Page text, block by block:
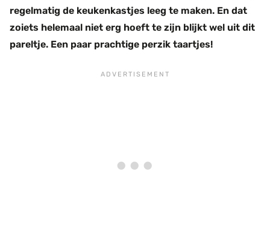
regelmatig de keukenkastjes leeg te maken. En dat
zoiets helemaal niet erg hoeft te zijn blijkt wel uit dit
pareltje. Een paar prachtige perzik taartjes!